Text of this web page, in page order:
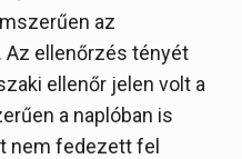
az
ellenőrzés tényét
ellenőr jelen volt a
a naplóban is
nem fedezett fel